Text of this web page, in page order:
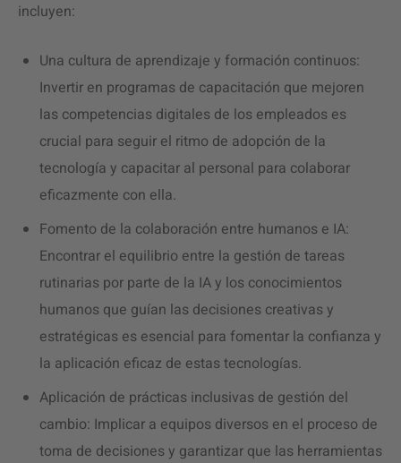
incluyen:
Una cultura de aprendizaje y formación continuos:
Invertir en programas de capacitación que mejoren
las competencias digitales de los empleados es
crucial para seguir el ritmo de adopción de la
tecnología y capacitar al personal para colaborar
eficazmente con ella.
Fomento de la colaboración entre humanos e IA:
Encontrar el equilibrio entre la gestión de tareas
rutinarias por parte de la IA y los conocimientos
humanos que guían las decisiones creativas y
estratégicas es esencial para fomentar la confianza y
la aplicación eficaz de estas tecnologías.
Aplicación de prácticas inclusivas de gestión del
cambio: Implicar a equipos diversos en el proceso de
toma de decisiones y garantizar que las herramientas